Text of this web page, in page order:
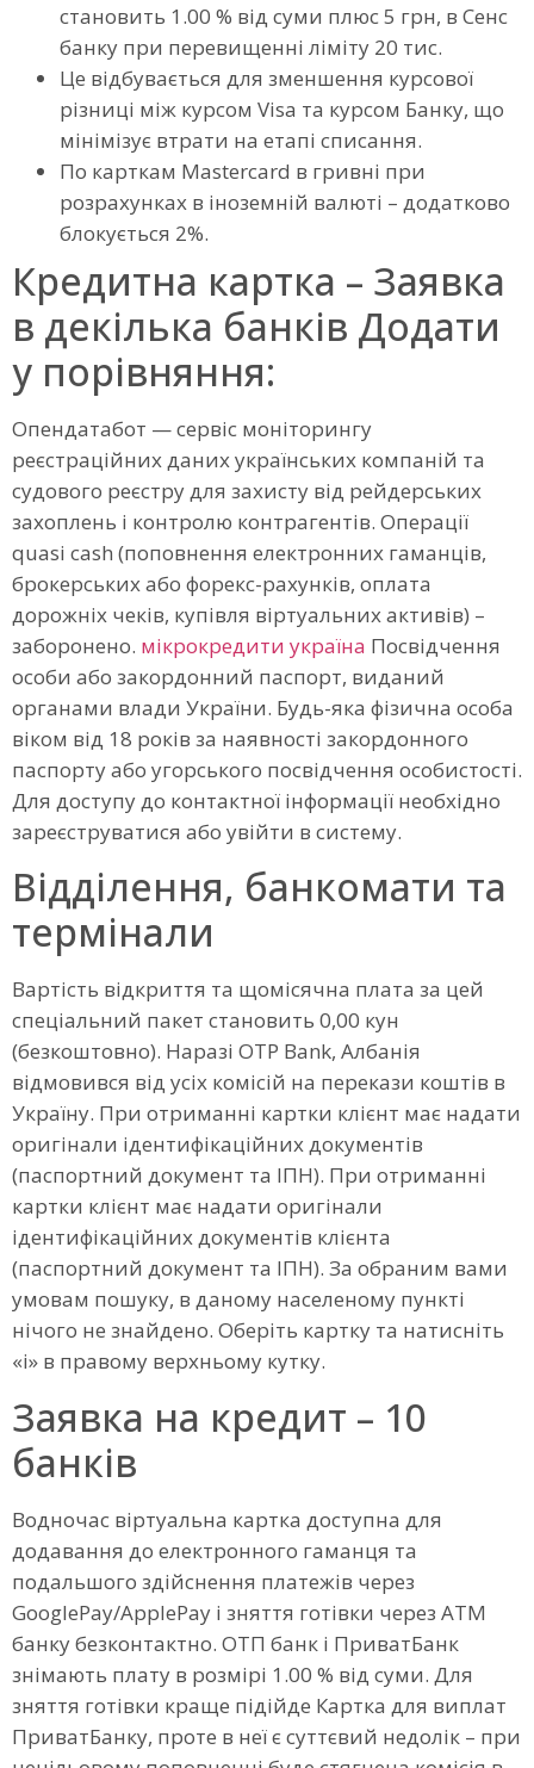
становить 1.00 % від суми плюс 5 грн, в Сенс
банку при перевищенні ліміту 20 тис.
Це відбувається для зменшення курсової
різниці між курсом Visa та курсом Банку, що
мінімізує втрати на етапі списання.
По карткам Mastercard в гривні при
розрахунках в іноземній валюті – додатково
блокується 2%.
Кредитна картка – Заявка
в декілька банків Додати
у порівняння:
Опендатабот — сервіс моніторингу
реєстраційних даних українських компаній та
судового реєстру для захисту від рейдерських
захоплень і контролю контрагентів. Операції
quasi cash (поповнення електронних гаманців,
брокерських або форекс-рахунків, оплата
дорожніх чеків, купівля віртуальних активів) –
заборонено. мікрокредити україна Посвідчення
особи або закордонний паспорт, виданий
органами влади України. Будь-яка фізична особа
віком від 18 років за наявності закордонного
паспорту або угорського посвідчення особистості.
Для доступу до контактної інформації необхідно
зареєструватися або увійти в систему.
Відділення, банкомати та
термінали
Вартість відкриття та щомісячна плата за цей
спеціальний пакет становить 0,00 кун
(безкоштовно). Наразі OTP Bank, Албанія
відмовився від усіх комісій на перекази коштів в
Україну. При отриманні картки клієнт має надати
оригінали ідентифікаційних документів
(паспортний документ та ІПН). При отриманні
картки клієнт має надати оригінали
ідентифікаційних документів клієнта
(паспортний документ та ІПН). За обраним вами
умовам пошуку, в даному населеному пункті
нічого не знайдено. Оберіть картку та натисніть
«і» в правому верхньому кутку.
Заявка на кредит – 10
банків
Водночас віртуальна картка доступна для
додавання до електронного гаманця та
подальшого здійснення платежів через
GooglePay/ApplePay і зняття готівки через АТМ
банку безконтактно. ОТП банк і ПриватБанк
знімають плату в розмірі 1.00 % від суми. Для
зняття готівки краще підійде Картка для виплат
ПриватБанку, проте в неї є суттєвий недолік – при